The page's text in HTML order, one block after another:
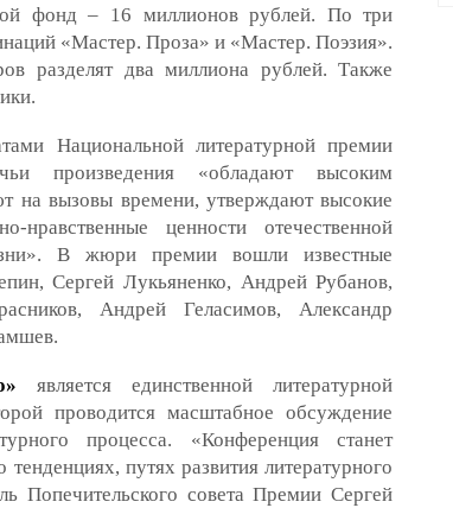
фонд – 16 миллионов рублей. По три
«Мастер. Проза» и «Мастер. Поэзия».
разделят два миллиона рублей. Также
Национальной литературной премии
произведения «обладают высоким
на вызовы времени, утверждают высокие
ценности отечественной
В жюри премии вошли известные
Сергей Лукьяненко, Андрей Рубанов,
Андрей Геласимов, Александр
является единственной литературной
проводится масштабное обсуждение
процесса. «Конференция станет
путях развития литературного
Попечительского совета Премии Сергей